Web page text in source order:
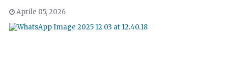
Aprile 05, 2026